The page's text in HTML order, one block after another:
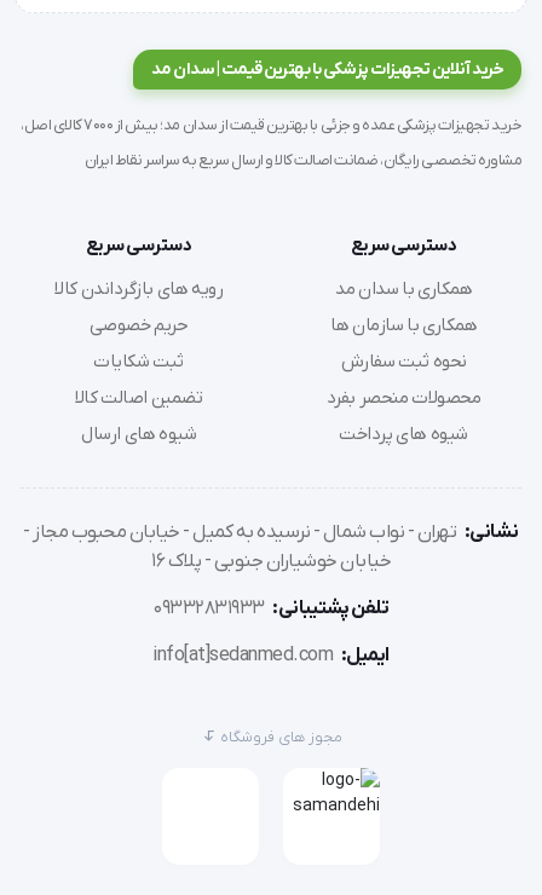
مشخصات فنی:
برند: جامپر (JUMPER)
خاموش شدن خودکار پس از 10 ثانیه
خرید آنلاین تجهیزات پزشکی با بهترین قیمت | سدان مد
خرید تجهیزات پزشکی عمده و جزئی با بهترین قیمت از سدان مد؛ بیش از 7000 کالای اصل،
مشاوره تخصصی رایگان، ضمانت اصالت کالا و ارسال سریع به سراسر نقاط ایران
دسترسی سریع
همکاری با سدان مد
همکاری با سازمان ها
نحوه ثبت سفارش
محصولات منحصر بفرد
شیوه های پرداخت
دسترسی سریع
رویه های بازگرداندن کالا
حریم خصوصی
ثبت شکایات
تضمین اصالت کالا
شیوه های ارسال
نشانی: تهران - نواب شمال - نرسیده به کمیل - خیابان محبوب مجاز -
خیابان خوشیاران جنوبی - پلاک 16
تلفن پشتیبانی: 09332831933
ایمیل: info[at]sedanmed.com
مجوز های فروشگاه